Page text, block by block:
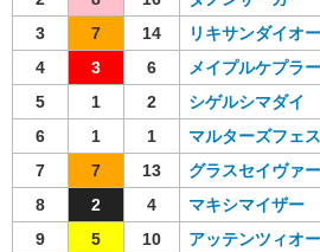
3
7 14 リキサンダイオー
4
3 6 メイプルケプラー
5
1 2 シゲルシマダイ
6
1 1 マルターズフェ
7
7 13 グラスセイヴァー
8
2 4 マキシマイザー
9
5 10 アッテンツィオ